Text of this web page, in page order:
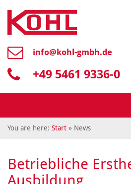
info@ kohl-gmbh.de
+49 5461 9336-0
You are here: Start » News
Betriebliche
Ausbildung